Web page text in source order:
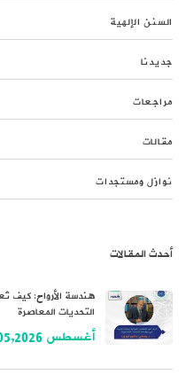
السنن الإلهية
جديدنا
مراجعات
مقالات
نوازل ومستجدات
أحدث المقالات
هندسة الأرواح: كيف
التحديات المعاصرة
أغسطس 05,2026